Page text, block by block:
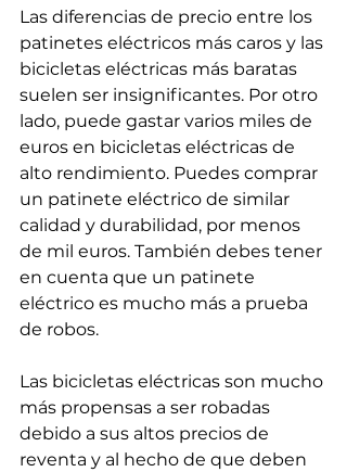
Las diferencias de precio entre los
patinetes eléctricos más caros y las
bicicletas eléctricas más baratas
suelen ser insignificantes. Por otro
lado, puede gastar varios miles de
euros en bicicletas eléctricas de
alto rendimiento. Puedes comprar
un patinete eléctrico de similar
calidad y durabilidad, por menos
de mil euros. También debes tener
en cuenta que un patinete
eléctrico es mucho más a prueba
de robos.
Las bicicletas eléctricas son mucho
más propensas a ser robadas
debido a sus altos precios de
reventa y al hecho de que deben